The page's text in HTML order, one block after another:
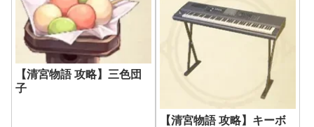
【清宮物語 攻略】三色団
子
【清宮物語 攻略】キーボ